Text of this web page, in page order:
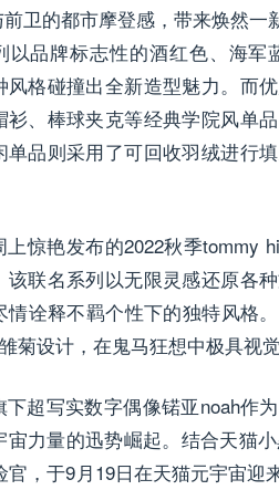
卫的都市摩登感，带来焕然一
以品牌标志性的酒红色、海
格碰撞出全新造型魅力。而
、棒球夹克等经典学院风单
单品则采用了可回收羽绒进行
惊艳发布的2022秋季tommy
该联名系列以无限灵感还原各
诠释不羁个性下的独特风格
菊设计，在鬼马狂想中极具视
超写实数字偶像锘亚noah作
力量的迅势崛起。结合天猫
，于9月19日在天猫元宇宙